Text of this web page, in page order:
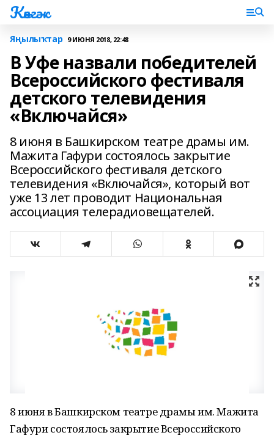
Көнгәк
Яңылыҡтар 9 ИЮНЯ 2018, 22:48
В Уфе назвали победителей
Всероссийского фестиваля
детского телевидения
«Включайся»
8 июня в Башкирском театре драмы им.
Мажита Гафури состоялось закрытие
Всероссийского фестиваля детского
телевидения «Включайся», который вот
уже 13 лет проводит Национальная
ассоциация телерадиовещателей.
8 июня в Башкирском театре драмы им. Мажита
Гафури состоялось закрытие Всероссийского